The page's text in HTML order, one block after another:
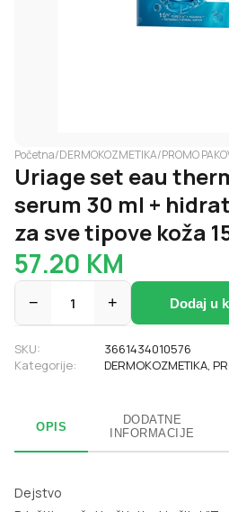
Početna/DERMOKOZMETIKA/PROMO
Uriage set eau
serum 30 ml +
za sve tipove koža
57.20 KM
− 1 + Dodaj u
SKU:
3661434010576
Kategorije:
DERMOKOZMETIKA,
OPIS
DODATNE
INFORMACIJE
Dejstvo